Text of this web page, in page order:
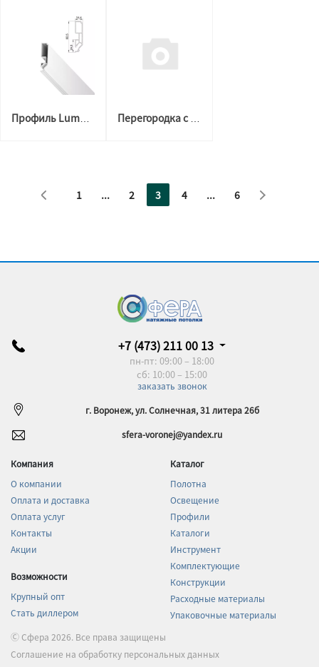
1 ... 2 3 4 ... 6
+7 (473) 211 00 13
пн-пт: 09:00 – 18:00
сб: 10:00 – 15:00
заказать звонок
г. Воронеж, ул. Солнечная, 31 литера 26б
sfera-voronej@yandex.ru
Компания
О компании
Оплата и доставка
Оплата услуг
Контакты
Акции
Возможности
Крупный опт
Стать диллером
Каталог
Полотна
Освещение
Профили
Каталоги
Инструмент
Комплектующие
Конструкции
Расходные материалы
Упаковочные материалы
Ⓒ Сфера 2026. Все права защищены
Соглашение на обработку персональных данных